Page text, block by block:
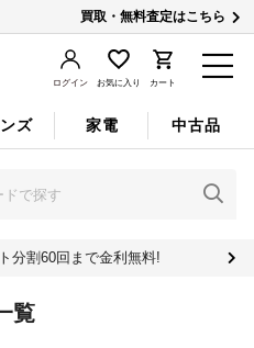
買取・無料査定はこちら
ログイン お気に入り カート
ズ 家電 中古品
分割60回まで金利無料!
覧